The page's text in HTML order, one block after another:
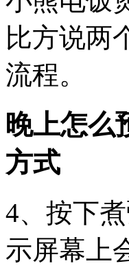
比方说两
流程。
晚上怎么
方式
4、按下
示屏幕上